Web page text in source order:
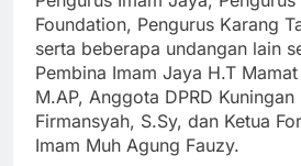
Foundation, Pengurus Karang
serta beberapa undangan lain
Pembina Imam Jaya H.T
M.AP, Anggota DPRD
Firmansyah, S.Sy, dan Ketua
Imam Muh Agung Fauzy.